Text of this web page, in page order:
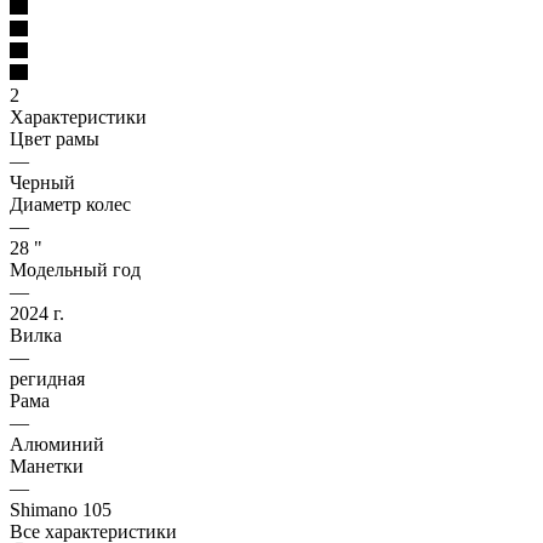
2
Характеристики
Цвет рамы
—
Черный
Диаметр колес
—
28 "
Модельный год
—
2024 г.
Вилка
—
регидная
Рама
—
Алюминий
Манетки
—
Shimano 105
Все характеристики